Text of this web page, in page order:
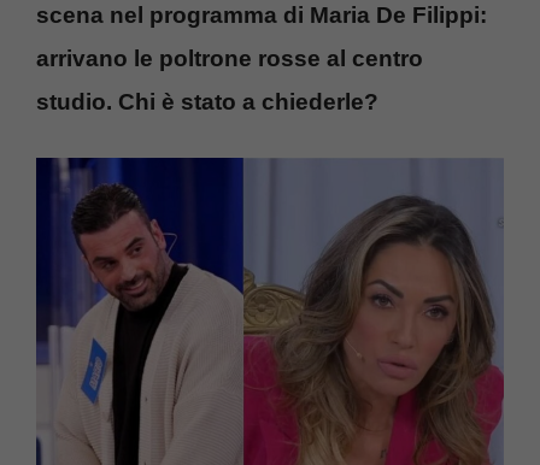
scena nel programma di Maria De Filippi:
arrivano le poltrone rosse al centro
studio. Chi è stato a chiederle?